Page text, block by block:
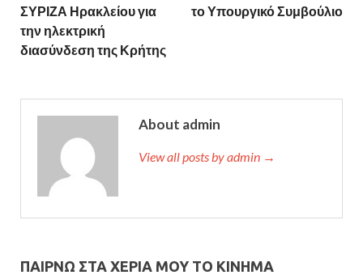
ΣΥΡΙΖΑ Ηρακλείου για
την ηλεκτρική
διασύνδεση της Κρήτης
το Υπουργικό Συμβούλιο
About admin
View all posts by admin →
ΠΑΙΡΝΩ ΣΤΑ ΧΕΡΙΑ ΜΟΥ ΤΟ ΚΙΝΗΜΑ